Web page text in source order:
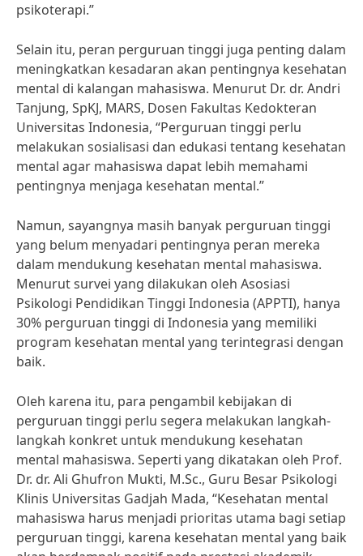
psikoterapi.”
Selain itu, peran perguruan tinggi juga penting dalam
meningkatkan kesadaran akan pentingnya kesehatan
mental di kalangan mahasiswa. Menurut Dr. dr. Andri
Tanjung, SpKJ, MARS, Dosen Fakultas Kedokteran
Universitas Indonesia, “Perguruan tinggi perlu
melakukan sosialisasi dan edukasi tentang kesehatan
mental agar mahasiswa dapat lebih memahami
pentingnya menjaga kesehatan mental.”
Namun, sayangnya masih banyak perguruan tinggi
yang belum menyadari pentingnya peran mereka
dalam mendukung kesehatan mental mahasiswa.
Menurut survei yang dilakukan oleh Asosiasi
Psikologi Pendidikan Tinggi Indonesia (APPTI), hanya
30% perguruan tinggi di Indonesia yang memiliki
program kesehatan mental yang terintegrasi dengan
baik.
Oleh karena itu, para pengambil kebijakan di
perguruan tinggi perlu segera melakukan langkah-
langkah konkret untuk mendukung kesehatan
mental mahasiswa. Seperti yang dikatakan oleh Prof.
Dr. dr. Ali Ghufron Mukti, M.Sc., Guru Besar Psikologi
Klinis Universitas Gadjah Mada, “Kesehatan mental
mahasiswa harus menjadi prioritas utama bagi setiap
perguruan tinggi, karena kesehatan mental yang baik